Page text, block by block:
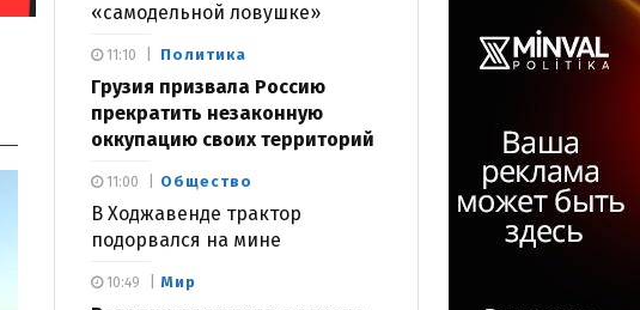
«самодельной ловушке»
Политика
Грузия призвала Россию
прекратить незаконную
оккупацию своих территорий
11:10
Общество
В Ходжавенде трактор
подорвался на мине
11:00
Мир
10:49